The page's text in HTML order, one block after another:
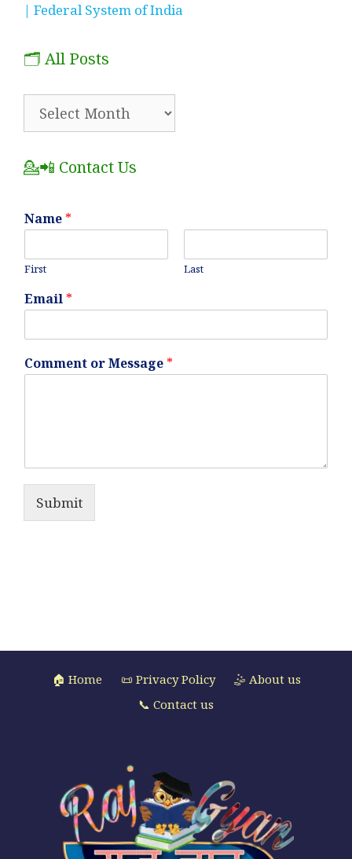
| Federal System of India
🗂️ All Posts
💁📲 Contact Us
Name *
First Last
Email *
Comment or Message *
Submit
🏠 Home 📜 Privacy Policy
🤹 About us
📞 Contact us